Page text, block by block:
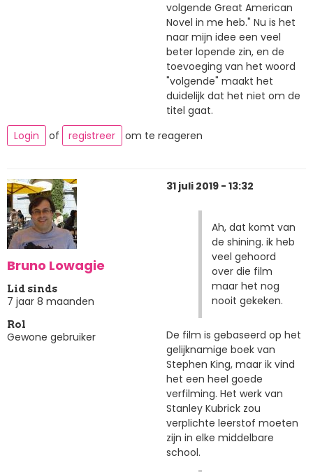
volgende Great American
Novel in me heb." Nu is het
naar mijn idee een veel
beter lopende zin, en de
toevoeging van het woord
"volgende" maakt het
duidelijk dat het niet om de
titel gaat.
Login
of registreer om te reageren
Bruno Lowagie
Lid sinds
7 jaar 8 maanden
Rol
Gewone gebruiker
31 juli 2019 - 13:32
Ah, dat komt van
de shining. ik heb
veel gehoord
over die film
maar het nog
nooit gekeken.
De film is gebaseerd op het
gelijknamige boek van
Stephen King, maar ik vind
het een heel goede
verfilming. Het werk van
Stanley Kubrick zou
verplichte leerstof moeten
zijn in elke middelbare
school.